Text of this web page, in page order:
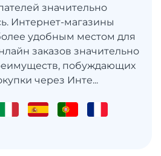
значительно
Интернет-магазины
удобным местом для
заказов значительно
побуждающих
через Инте...